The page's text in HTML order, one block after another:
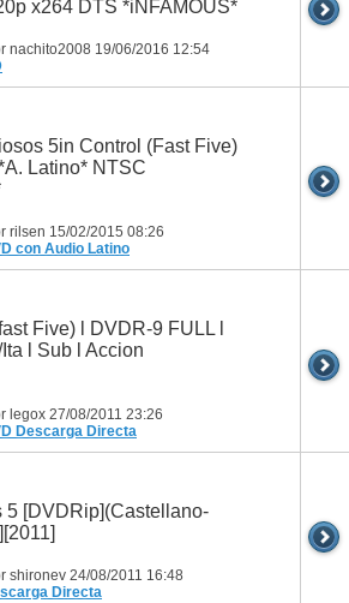
x264 DTS *iNFAMOUS*
nachito2008 19/06/2016 12:54
5in Control (Fast Five)
Latino* NTSC
rilsen 15/02/2015 08:26
con Audio Latino
Five) l DVDR-9 FULL l
l Sub l Accion
legox 27/08/2011 23:26
Descarga Directa
5 [DVDRip](Castellano-
shironev 24/08/2011 16:48
Directa